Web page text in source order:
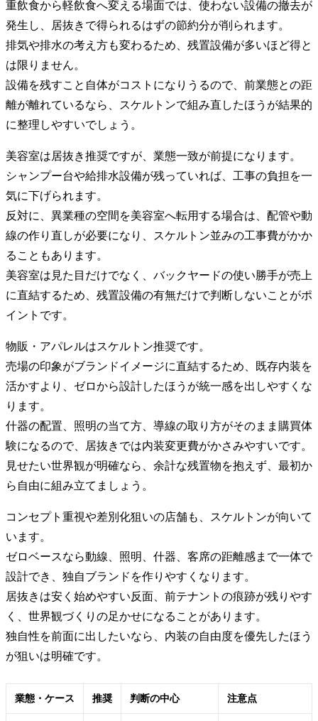
重飲食から軽飲食へ変える場面では、使わない設備の撤去が
発生し、居抜きで得られるはずの節約分が削られます。
排気や排水の考え方も変わるため、残置設備が多いほど得と
は限りません。
設備を残すこと自体がコストになりうるので、前業態との距
離が離れているなら、スケルトンで組み直したほうが結果的
に整理しやすいでしょう。
美容室は居抜き推奨ですが、業態一致が前提になります。
シャンプー台や給排水設備が残っていれば、工事の負担を一
気に下げられます。
反対に、異業種の空間を美容室へ転用する場合は、配管や動
線の作り直しが必要になり、スケルトン並みの工事費がかか
ることもあります。
美容室は見た目だけでなく、バックヤードの使い勝手が売上
に直結するため、残置設備の有無だけで判断しないことがポ
イントです。
物販・アパレルはスケルトン推奨です。
売場の印象がブランドイメージに直結するため、既存内装を
活かすより、ゼロから設計したほうが統一感を出しやすくな
ります。
什器の配置、照明の当て方、導線の取り方がそのまま購買体
験になるので、居抜きでは内装変更費がかさみやすいです。
見せたい世界観が明確なら、余計な残置物を抱えず、最初か
ら自由に組み立てましょう。
コンセプト重視や差別化狙いの店舗も、スケルトンが向いて
います。
ゼロベースなら動線、照明、什器、客席の距離感まで一体で
設計でき、独自ブランドを作りやすくなります。
居抜きは安く始めやすい反面、前テナントの痕跡が残りやす
く、世界観づくりの足かせになることがあります。
独自性を前面に出したいなら、内装の自由度を優先したほう
が狙いは明確です。
業態・ケース 推奨 判断の中心 注意点